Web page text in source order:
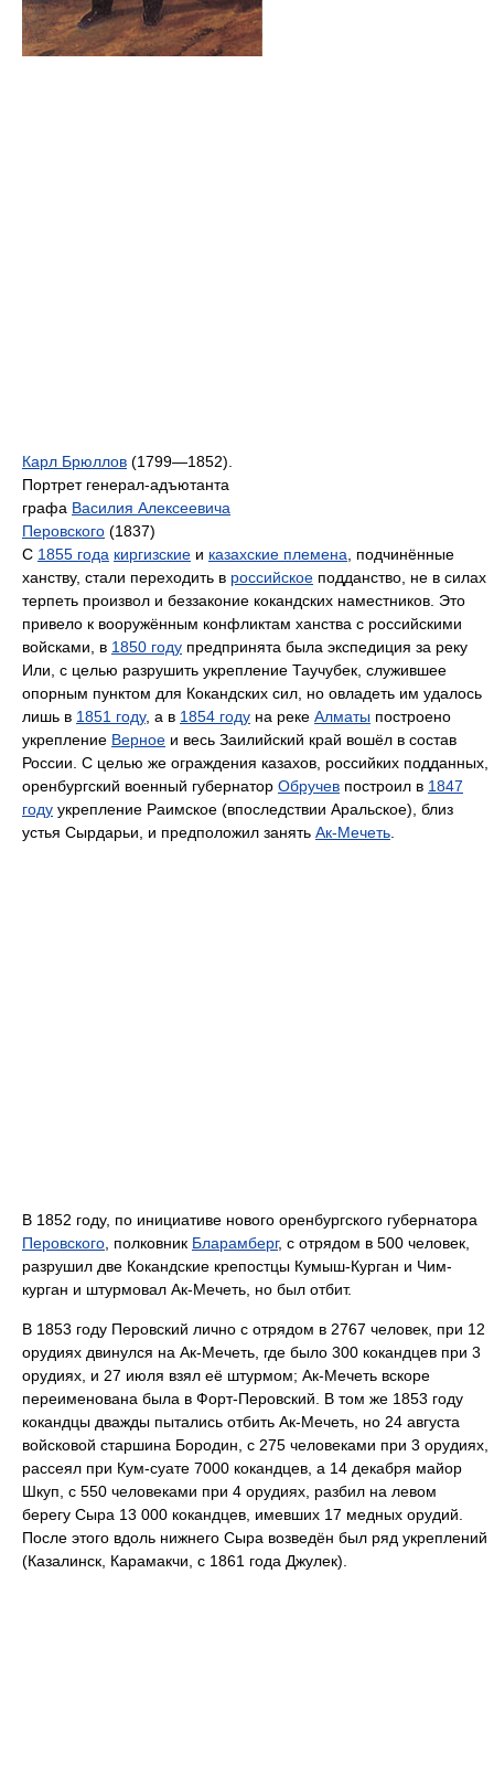
Карл Брюллов (1799—1852).
Портрет генерал-адъютанта
графа Василия Алексеевича
Перовского (1837)
С 1855 года киргизские и казахские племена , подчинённые
ханству, стали переходить в российское подданство, не в силах
терпеть произвол и беззаконие кокандских наместников. Это
привело к вооружённым конфликтам ханства с российскими
войсками, в 1850 году предпринята была экспедиция за реку
Или, с целью разрушить укрепление Таучубек, служившее
опорным пунктом для Кокандских сил, но овладеть им удалось
лишь в 1851 году, а в 1854 году на реке Алматы построено
укрепление Верное и весь Заилийский край вошёл в состав
России. С целью же ограждения казахов, российких подданных,
оренбургский военный губернатор Обручев построил в 1847
году укрепление Раимское (впоследствии Аральское), близ
устья Сырдарьи, и предположил занять Ак-Мечеть
В 1852 году, по инициативе нового оренбургского губернатора
Перовского , полковник Бларамберг, с отрядом в 500 человек,
разрушил две Кокандские крепостцы Кумыш-Курган и Чим-
курган и штурмовал Ак-Мечеть, но был отбит.
В 1853 году Перовский лично с отрядом в 2767 человек, при 12
орудиях двинулся на Ак-Мечеть, где было 300 кокандцев при 3
орудиях, и 27 июля взял её штурмом; Ак-Мечеть вскоре
переименована была в Форт-Перовский. В том же 1853 году
кокандцы дважды пытались отбить Ак-Мечеть, но 24 августа
войсковой старшина Бородин, с 275 человеками при 3 орудиях,
рассеял при Кум-суате 7000 кокандцев, а 14 декабря майор
Шкуп, с 550 человеками при 4 орудиях, разбил на левом
берегу Сыра 13 000 кокандцев, имевших 17 медных орудий.
После этого вдоль нижнего Сыра возведён был ряд укреплений
(Казалинск, Карамакчи, с 1861 года Джулек).